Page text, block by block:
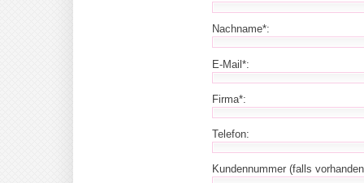
Nachname*:
E-Mail*:
Firma*:
Telefon:
Kundennummer (falls